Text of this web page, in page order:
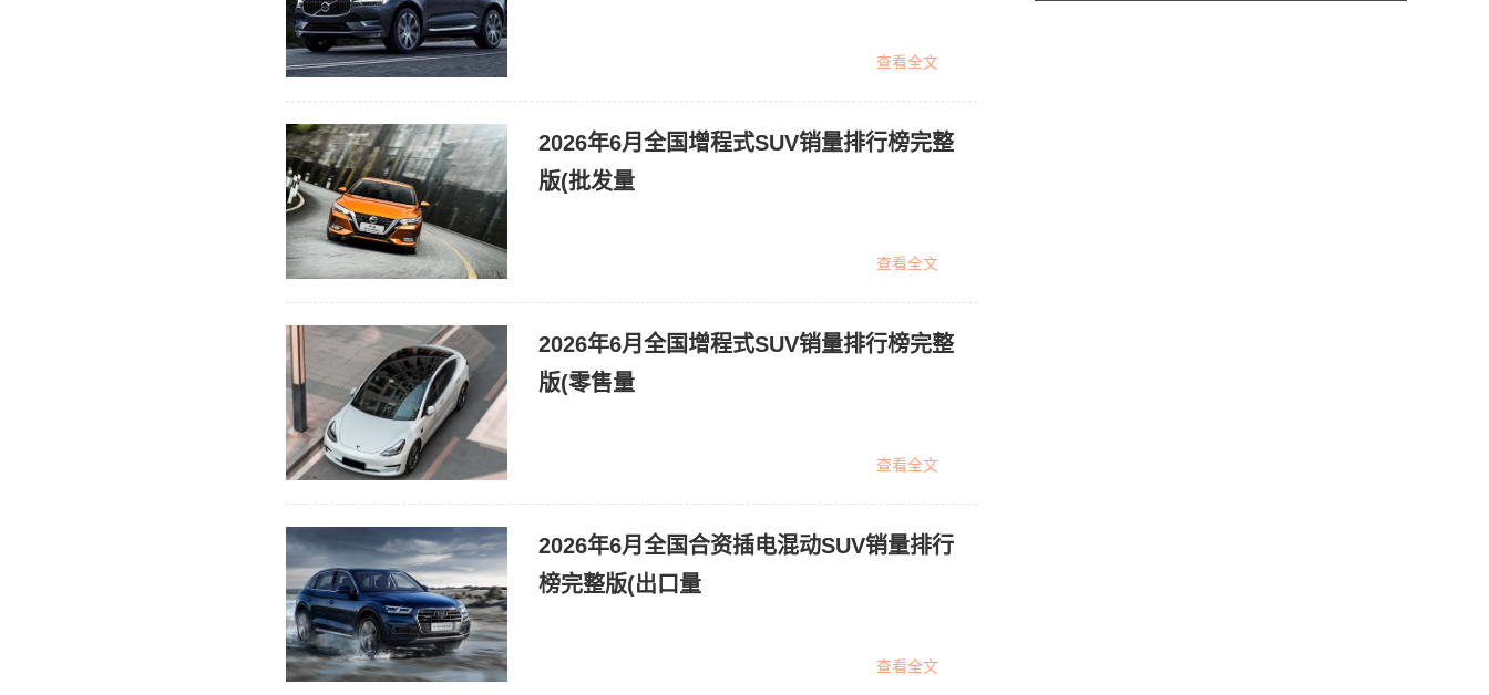
查看全文
2026年6月全国增程式SUV销量排行榜完整
版(批发量
查看全文
2026年6月全国增程式SUV销量排行榜完整
版(零售量
查看全文
2026年6月全国合资插电混动SUV销量排行
榜完整版(出口量
查看全文